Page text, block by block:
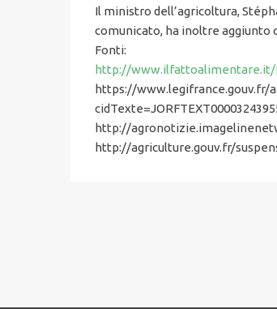
Il ministro dell’agricoltura,
comunicato, ha inoltre aggiunto
Fonti:
http://
https://www.legifrance.gouv.fr/
http://
http://agriculture.gouv.fr/